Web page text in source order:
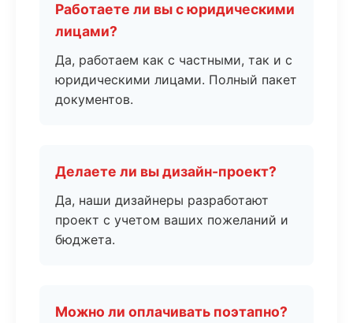
Работаете ли вы с юридическими
лицами?
Да, работаем как с частными, так и с
юридическими лицами. Полный пакет
документов.
Делаете ли вы дизайн-проект?
Да, наши дизайнеры разработают
проект с учетом ваших пожеланий и
бюджета.
Можно ли оплачивать поэтапно?